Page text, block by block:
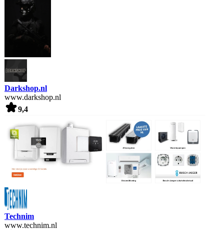
Darkshop.nl
www.darkshop.nl
9,4
Technim
www.technim.nl